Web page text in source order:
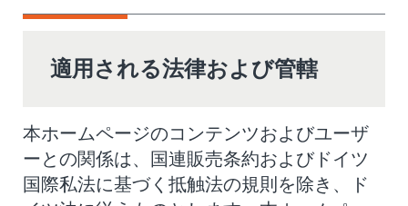
適用される法律および管轄
本ホームページのコンテンツおよびユーザ
ーとの関係は、国連販売条約およびドイツ
国際私法に基づく抵触法の規則を除き、ド